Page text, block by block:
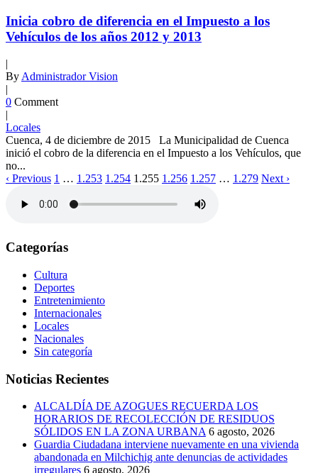
Inicia cobro de diferencia en el Impuesto a los
Vehículos de los años 2012 y 2013
|
By Administrador Vision
|
0 Comment
|
Locales
Cuenca, 4 de diciembre de 2015 La Municipalidad de Cuenca
inició el cobro de la diferencia en el Impuesto a los Vehículos, que
no...
‹ Previous 1 … 1.253 1.254 1.255 1.256 1.257 … 1.279 Next ›
Categorías
Cultura
Deportes
Entretenimiento
Internacionales
Locales
Nacionales
Sin categoría
Noticias Recientes
ALCALDÍA DE AZOGUES RECUERDA LOS
HORARIOS DE RECOLECCIÓN DE RESIDUOS
SÓLIDOS EN LA ZONA URBANA 6 agosto, 2026
Guardia Ciudadana interviene nuevamente en una vivienda
abandonada en Milchichig ante denuncias de actividades
irregulares 6 agosto, 2026